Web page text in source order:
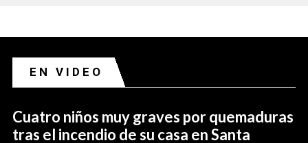
EN VIDEO
Cuatro niños muy graves por quemaduras
tras el incendio de su casa en Santa